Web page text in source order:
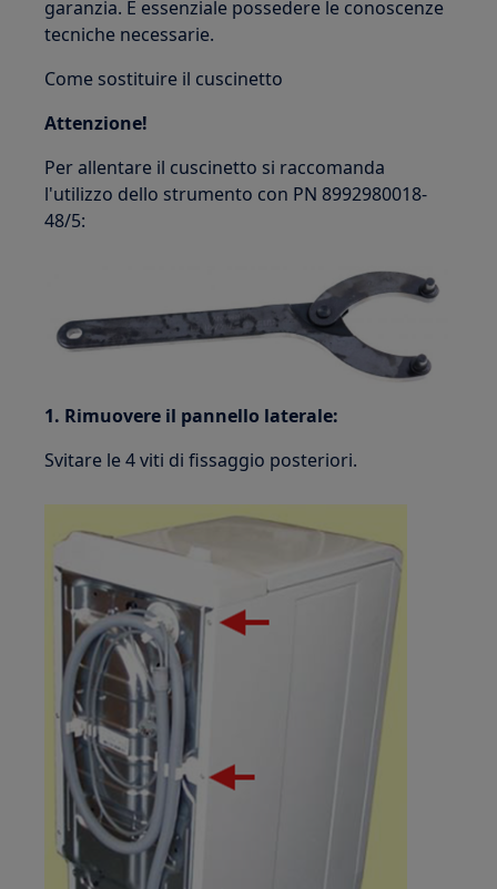
garanzia. È essenziale possedere le conoscenze
tecniche necessarie.
Come sostituire il cuscinetto
Attenzione!
Per allentare il cuscinetto si raccomanda
l'utilizzo dello strumento con PN 8992980018-
48/5:
1. Rimuovere il pannello laterale:
Svitare le 4 viti di fissaggio posteriori.